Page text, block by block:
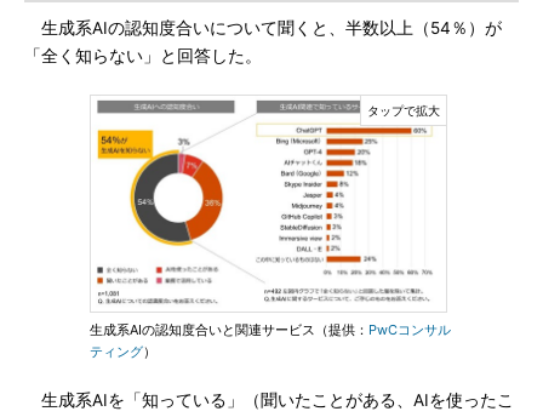
生成系AIの認知度合いについて聞くと、半数以上（54％）が
「全く知らない」と回答した。
生成系AIの認知度合いと関連サービス（提供： PwCコンサル
ティング）
生成系AIを「知っている」（聞いたことがある、AIを使ったこ